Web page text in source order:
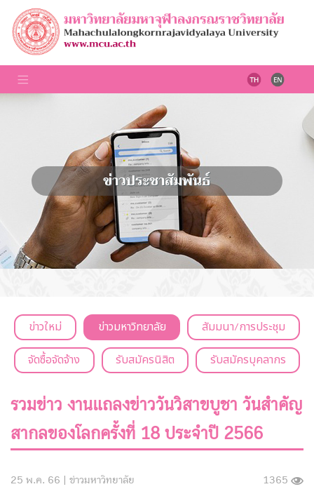
ข่าวประชาสัมพันธ์
ข่าวใหม่ ข่าวมหาวิทยาลัย
สัมมนา/การประชุม
จัดซื้อจัดจ้าง
รับสมัครนิสิต รับสมัครบุคลากร
รวมข่าว งานแถลงข่าววันวิสาขบูชา วันสำคัญ
สากลของโลกครั้งที่ 18 ประจำปี 2566
25 พ.ค. 66 | ข่าวมหาวิทยาลัย 1365